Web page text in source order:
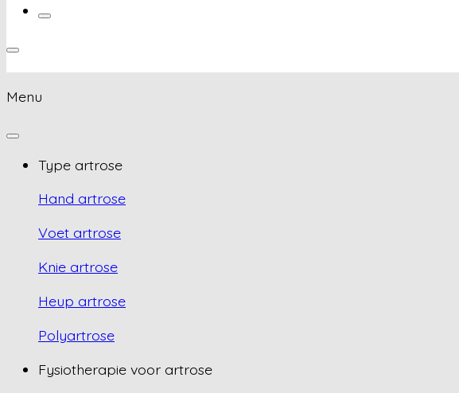
Menu
Type artrose
Hand artrose
Voet artrose
Knie artrose
Heup artrose
Polyartrose
Fysiotherapie voor artrose